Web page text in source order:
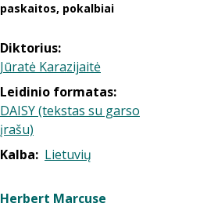
paskaitos, pokalbiai
Diktorius:
Jūratė Karazijaitė
Leidinio formatas:
DAISY (tekstas su garso
įrašu)
Kalba: Lietuvių
Herbert Marcuse